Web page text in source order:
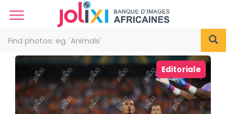
Editoriale